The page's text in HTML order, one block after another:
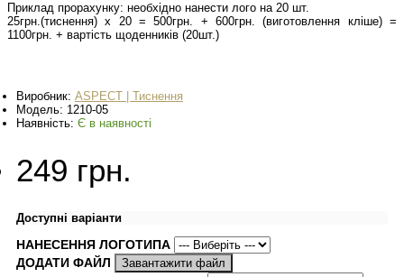
Приклад прорахунку: необхідно нанести лого на 20 шт.
25грн.(тиснення) х 20 = 500грн. + 600грн. (виготовлення кліше) =
1100грн. + вартість щоденників (20шт.)
Виробник: ASPECT | Тиснення
Модель: 1210-05
Наявність: Є в наявності
249 грн.
Доступні варіанти
НАНЕСЕННЯ ЛОГОТИПА
ДОДАТИ ФАЙЛ
Завантажити файл